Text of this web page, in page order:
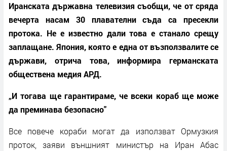
Иранската държавна телевизия съобщи, че от сряда
вечерта насам 30 плавателни съда са пресекли
протока. Не е известно дали това е станало срещу
заплащане. Япония, която е една от възползвалите се
държави, отрича това, информира германската
обществена медия АРД.
„И тогава ще гарантираме, че всеки кораб ще може
да преминава безопасно"
Все повече кораби могат да използват Ормузкия
проток, заяви външният министър на Иран Абас